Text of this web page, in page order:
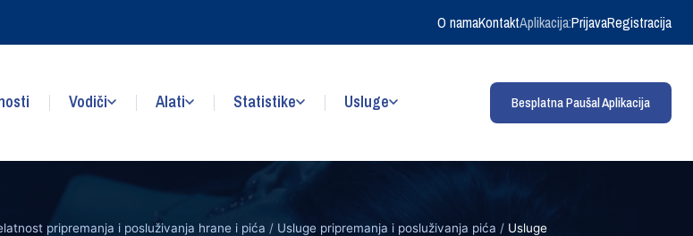
O namaKontaktAplikacija:PrijavaRegistracija
Vodiči Alati Statistike Usluge Besplatna Paušal Aplikacija
pripremanja i posluživanja hrane i pića / Usluge pripremanja i posluživanja pića / Usluge